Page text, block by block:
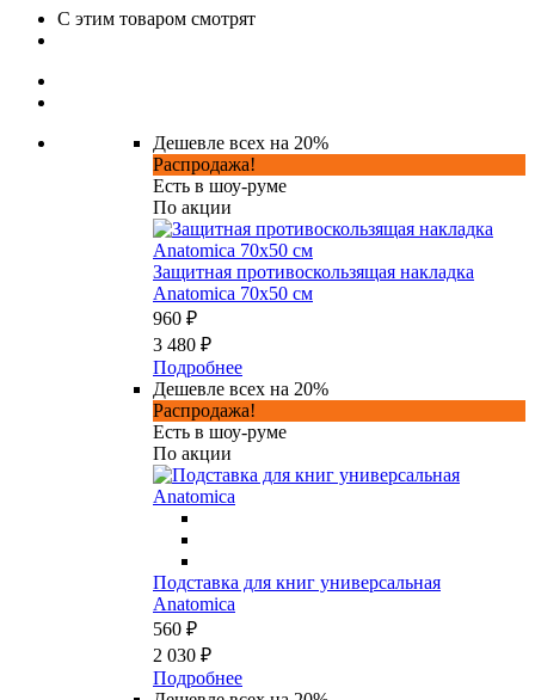
С этим товаром смотрят
Дешевле всех на 20%
Распродажа!
Есть в шоу-руме
По акции
Защитная противоскользящая накладка
Anatomica 70х50 см
960 ₽
3 480 ₽
Подробнее
Дешевле всех на 20%
Распродажа!
Есть в шоу-руме
По акции
Подставка для книг универсальная
Anatomica
560 ₽
2 030 ₽
Подробнее